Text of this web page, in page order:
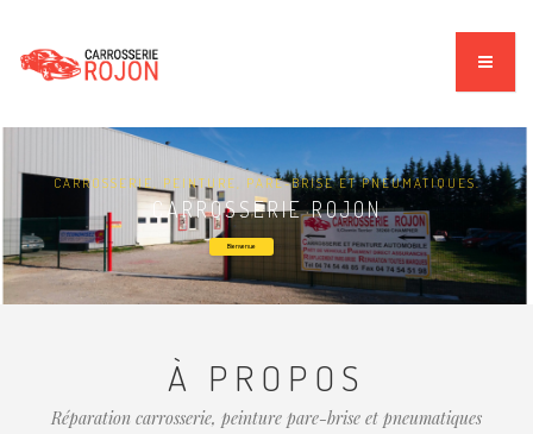
CARROSSERIE, PEINTURE, PARE-BRISE ET PNEUMATIQUES.
CARROSSERIE ROJON
Bienvenue
À PROPOS
Réparation carrosserie, peinture pare-brise et pneumatiques